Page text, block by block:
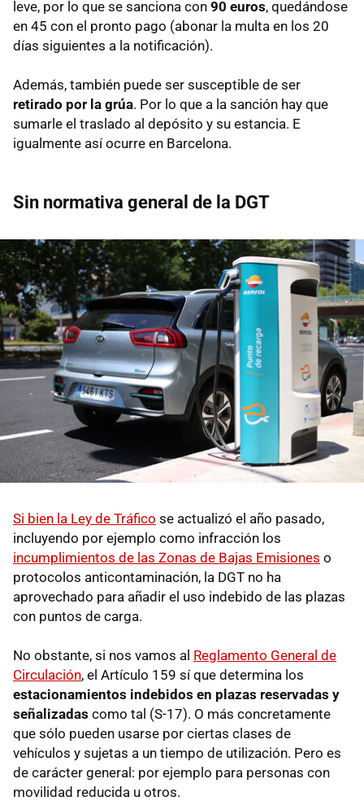
leve, por lo que se sanciona con 90 euros, quedándose
en 45 con el pronto pago (abonar la multa en los 20
días siguientes a la notificación).
Además, también puede ser susceptible de ser
retirado por la grúa. Por lo que a la sanción hay que
sumarle el traslado al depósito y su estancia. E
igualmente así ocurre en Barcelona.
Sin normativa general de la DGT
Si bien la Ley de Tráfico se actualizó el año pasado,
incluyendo por ejemplo como infracción los
incumplimientos de las Zonas de Bajas Emisiones o
protocolos anticontaminación, la DGT no ha
aprovechado para añadir el uso indebido de las plazas
con puntos de carga.
No obstante, si nos vamos al Reglamento General de
Circulación, el Artículo 159 sí que determina los
estacionamientos indebidos en plazas reservadas y
señalizadas como tal (S-17). O más concretamente
que sólo pueden usarse por ciertas clases de
vehículos y sujetas a un tiempo de utilización. Pero es
de carácter general: por ejemplo para personas con
movilidad reducida u otros.